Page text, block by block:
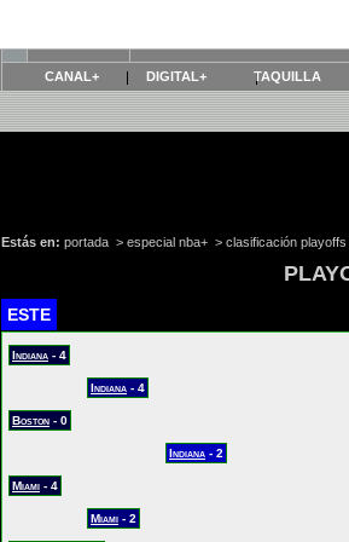
CANAL+ DIGITAL+ TAQUILLA
Estás en: portada > especial nba+ > clasificación playoffs
ESTE
Indiana - 4
Indiana - 4
Boston - 0
Indiana - 2
Miami - 4
Miami - 2